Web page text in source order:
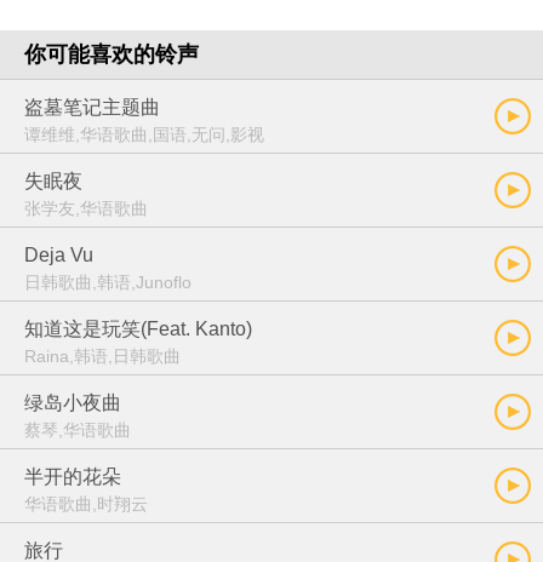
你可能喜欢的铃声
盗墓笔记主题曲
谭维维,华语歌曲,国语,无问,影视
失眠夜
张学友,华语歌曲
Deja Vu
日韩歌曲,韩语,Junoflo
知道这是玩笑(Feat. Kanto)
Raina,韩语,日韩歌曲
绿岛小夜曲
蔡琴,华语歌曲
半开的花朵
华语歌曲,时翔云
旅行